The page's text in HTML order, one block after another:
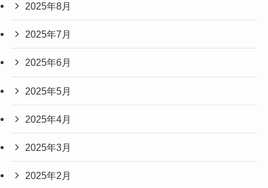
2025年8月
2025年7月
2025年6月
2025年5月
2025年4月
2025年3月
2025年2月